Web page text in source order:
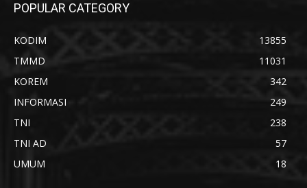
POPULAR CATEGORY
KODIM
13855
TMMD
11031
KOREM
342
INFORMASI
249
TNI
238
TNI AD
57
UMUM
18